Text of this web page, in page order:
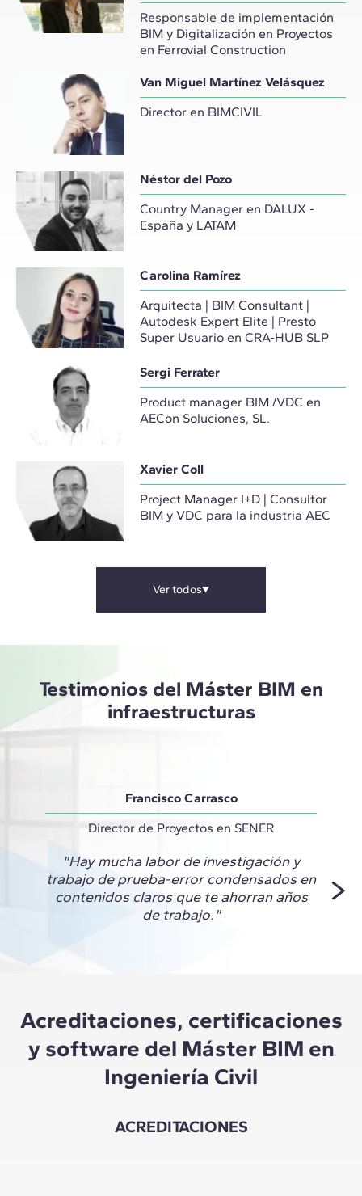
Responsable de implementación
BIM y Digitalización en Proyectos
en Ferrovial Construction
Van Miguel Martínez Velásquez
Director en BIMCIVIL
Néstor del Pozo
Country Manager en DALUX -
España y LATAM
Carolina Ramírez
Arquitecta | BIM Consultant |
Autodesk Expert Elite | Presto
Super Usuario en CRA-HUB SLP
Sergi Ferrater
Product manager BIM /VDC en
AECon Soluciones, SL.
Xavier Coll
Project Manager I+D | Consultor
BIM y VDC para la industria AEC
Ver todos
Testimonios del Máster BIM en
infraestructuras
Francisco Carrasco
Director de Proyectos en SENER
"Hay mucha labor de investigación y
trabajo de prueba-error condensados en
contenidos claros que te ahorran años
de trabajo."
una
que
Acreditaciones, certificaciones
y software del Máster BIM en
Ingeniería Civil
ACREDITACIONES